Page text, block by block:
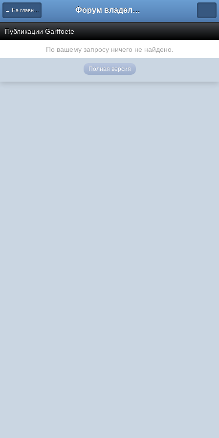
← На главную Форум владельцев интернет-магазинов
Публикации Garffoete
По вашему запросу ничего не найдено.
Полная версия